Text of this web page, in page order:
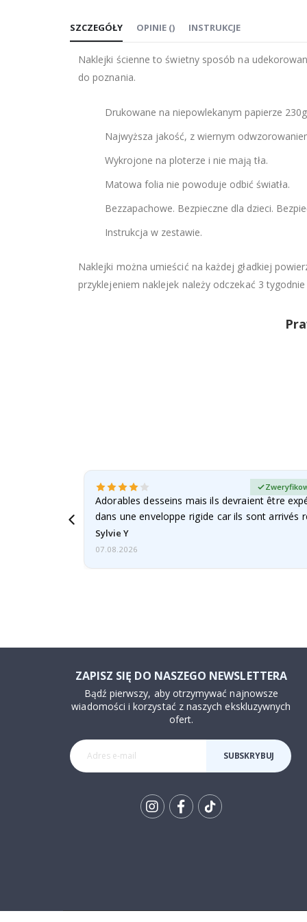
początek
SZCZEGÓŁY
Naklejki ścienne to świetny sposób na
do poznania.
Drukowane na niepowlekanym papierze
Najwyższa jakość, z wiernym
Wykrojone na ploterze i nie mają tła.
Matowa folia nie powoduje odbić światła.
Bezzapachowe. Bezpieczne dla dzieci.
Instrukcja w zestawie.
Naklejki można umieścić na każdej gładkiej
przyklejeniem naklejek należy odczekać 3
OPINIE () INSTRUKCJE
Adorables desseins mais ils devraient être
dans une enveloppe rigide car ils sont arrivés
Sylvie Y
07.08.2026
ZAPISZ SIĘ DO NASZEGO NEWSLETTERA
Bądź pierwszy, aby otrzymywać najnowsze
wiadomości i korzystać z naszych ekskluzywnych
ofert.
SUBSKRYBUJ